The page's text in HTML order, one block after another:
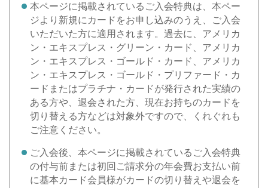
本ページに掲載されているご入会特典は、本ペー
ジより新規にカードをお申し込みのうえ、ご入会
いただいた方に適用されます。過去に、アメリカ
ン・エキスプレス・グリーン・カード、アメリカ
ン・エキスプレス・ゴールド・カード、アメリカ
ン・エキスプレス・ゴールド・プリファード・カ
ードまたはプラチナ・カードが発行された実績の
ある方や、退会された方、現在お持ちのカードを
切り替える方などは対象外ですので、くれぐれも
ご注意ください。
ご入会後、本ページに掲載されているご入会特典
の付与前または初回ご請求分の年会費お支払い前
に基本カード会員様がカードの切り替えや退会を